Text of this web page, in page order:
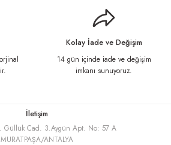
Gönder
Kolay İade ve Değişim
14 gün içinde iade ve değişim
imkanı sunuyoruz.
İletişim
Güllük Cad. 3.Aygün Apt. No: 57 A
MURATPAŞA/ANTALYA